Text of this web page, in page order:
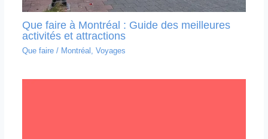
Que faire à Montréal : Guide des meilleures
activités et attractions
Que faire/ Montréal Voyages